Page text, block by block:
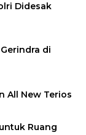
Didesak
di
All New Terios
Ruang